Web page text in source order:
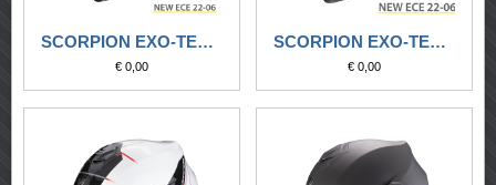
SCORPION EXO-TECH EVO NERO LUCIDO
€ 0,00
SCORPION EXO-TECH EVO PRIMUS ARGENTO OPACO-NERO
€ 0,00